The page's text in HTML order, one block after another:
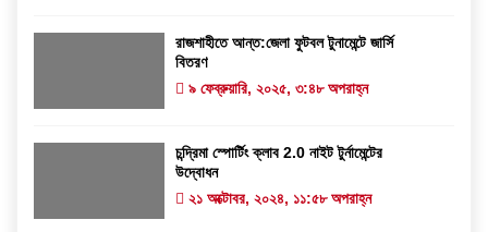
রাজশাহীতে আন্ত:জেলা ফুটবল টুনামেন্টে জার্সি
বিতরণ
৯ ফেব্রুয়ারি, ২০২৫, ৩:৪৮ অপরাহ্ন
চন্দ্রিমা স্পোর্টিং ক্লাব 2.0 নাইট টুর্নামেন্টের
উদ্বোধন
২১ অক্টোবর, ২০২৪, ১১:৫৮ অপরাহ্ন